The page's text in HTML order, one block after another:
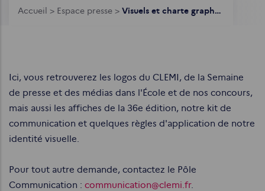
Fil
Accueil > Espace presse > Visuels et charte graphique
Ici, vous retrouverez les logos du CLEMI, de la Semaine
de presse et des médias dans l'École et de nos concours,
mais aussi les affiches de la 36e édition, notre kit de
communication et quelques règles d'application de notre
identité visuelle.
Pour tout autre demande, contactez le Pôle
Communication : communication@clemi.fr.